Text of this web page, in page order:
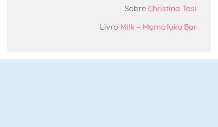
Sobre Christina Tosi
Livro Milk – Momofuku Bar